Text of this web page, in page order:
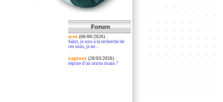
scez (06/06/2026):
Salut, je suis à la recherche de
ces sons, je ne...
raptorz (28/03/2026):
reprise d'un instru ricain ?